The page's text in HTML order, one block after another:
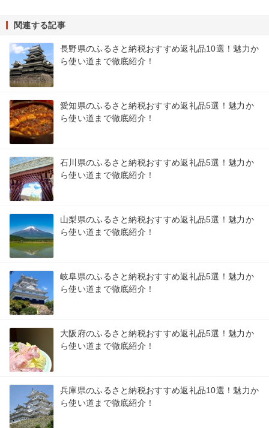
関連する記事
長野県のふるさと納税おすすめ返礼品10選！魅力か
ら使い道まで徹底紹介！
愛知県のふるさと納税おすすめ返礼品5選！魅力か
ら使い道まで徹底紹介！
石川県のふるさと納税おすすめ返礼品5選！魅力か
ら使い道まで徹底紹介！
山梨県のふるさと納税おすすめ返礼品5選！魅力か
ら使い道まで徹底紹介！
岐阜県のふるさと納税おすすめ返礼品5選！魅力か
ら使い道まで徹底紹介！
大阪府のふるさと納税おすすめ返礼品5選！魅力か
ら使い道まで徹底紹介！
兵庫県のふるさと納税おすすめ返礼品10選！魅力か
ら使い道まで徹底紹介！